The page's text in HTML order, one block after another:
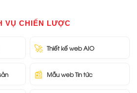
VỤ CHIẾN LƯỢC
🚀 Thiết kế web AIO
📰 Mẫu web Tin tức